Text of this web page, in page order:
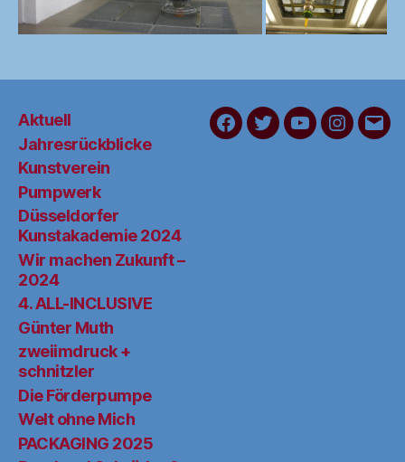
Aktuell
Jahresrückblicke
Kunstverein
Pumpwerk
Düsseldorfer
Kunstakademie 2024
Wir machen Zukunft –
2024
4. ALL-INCLUSIVE
Günter Muth
zweiimdruck +
schnitzler
Die Förderpumpe
Welt ohne Mich
PACKAGING 2025
FaceBook
TwitterYouTube